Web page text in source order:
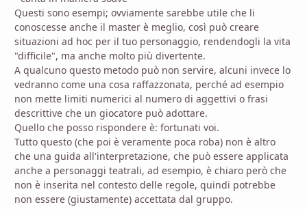
Questi sono esempi; ovviamente sarebbe utile che li
conoscesse anche il master è meglio, così può creare
situazioni ad hoc per il tuo personaggio, rendendogli la vita
"difficile", ma anche molto più divertente.
A qualcuno questo metodo può non servire, alcuni invece lo
vedranno come una cosa raffazzonata, perché ad esempio
non mette limiti numerici al numero di aggettivi o frasi
descrittive che un giocatore può adottare.
Quello che posso rispondere è: fortunati voi.
Tutto questo (che poi è veramente poca roba) non è altro
che una guida all'interpretazione, che può essere applicata
anche a personaggi teatrali, ad esempio, è chiaro però che
non è inserita nel contesto delle regole, quindi potrebbe
non essere (giustamente) accettata dal gruppo.